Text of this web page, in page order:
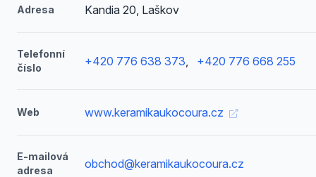
Adresa Kandia 20, Laškov
Telefonní
číslo
+420 776 638 373, +420 776 668 255
Web www.keramikaukocoura.cz
E-mailová
adresa
obchod@keramikaukocoura.cz